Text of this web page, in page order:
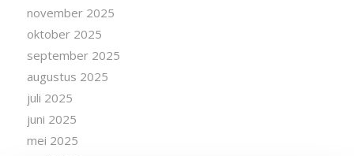
november 2025
oktober 2025
september 2025
augustus 2025
juli 2025
juni 2025
mei 2025